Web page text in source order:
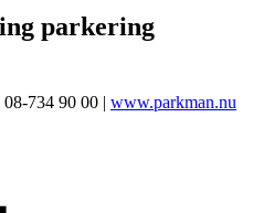
parkering
08-734 90 00 | www.parkman.nu